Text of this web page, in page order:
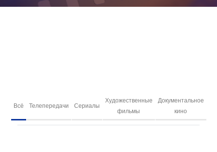
Всё Телепередачи Сериалы
Художественные
фильмы
Документальное
кино